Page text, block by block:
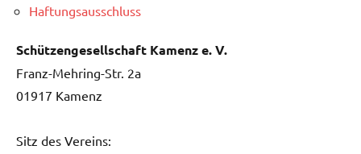
Haftungsausschluss
Schützengesellschaft Kamenz e. V.
Franz-Mehring-Str. 2a
01917 Kamenz
Sitz des Vereins: